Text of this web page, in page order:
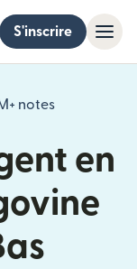
S'inscrire
notes
en